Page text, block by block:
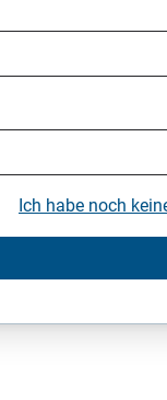
Ich habe noch